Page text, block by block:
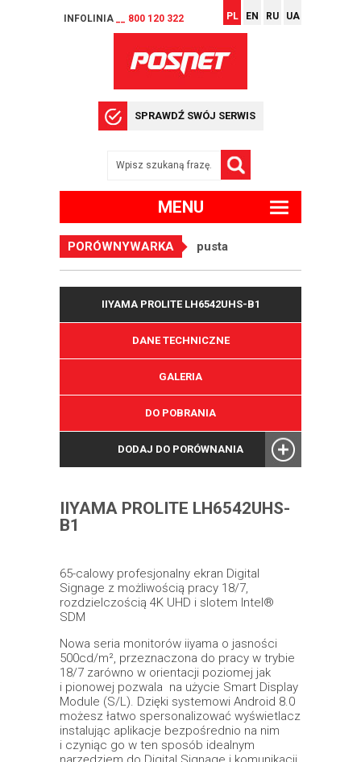
INFOLINIA __ 800 120 322 PL EN RU UA
SPRAWDŹ SWÓJ SERWIS
MENU
PORÓWNYWARKA pusta
IIYAMA PROLITE LH6542UHS-B1
DANE TECHNICZNE
GALERIA
DO POBRANIA
DODAJ DO PORÓWNANIA
IIYAMA PROLITE LH6542UHS-
B1
65-calowy profesjonalny ekran Digital
Signage z możliwością pracy 18/7,
rozdzielczością 4K UHD i slotem Intel®
SDM
Nowa seria monitorów iiyama o jasności
500cd/m², przeznaczona do pracy w trybie
18/7 zarówno w orientacji poziomej jak
i pionowej pozwala na użycie Smart Display
Module (S/L). Dzięki systemowi Android 8.0
możesz łatwo spersonalizować wyświetlacz
instalując aplikacje bezpośrednio na nim
i czyniąc go w ten sposób idealnym